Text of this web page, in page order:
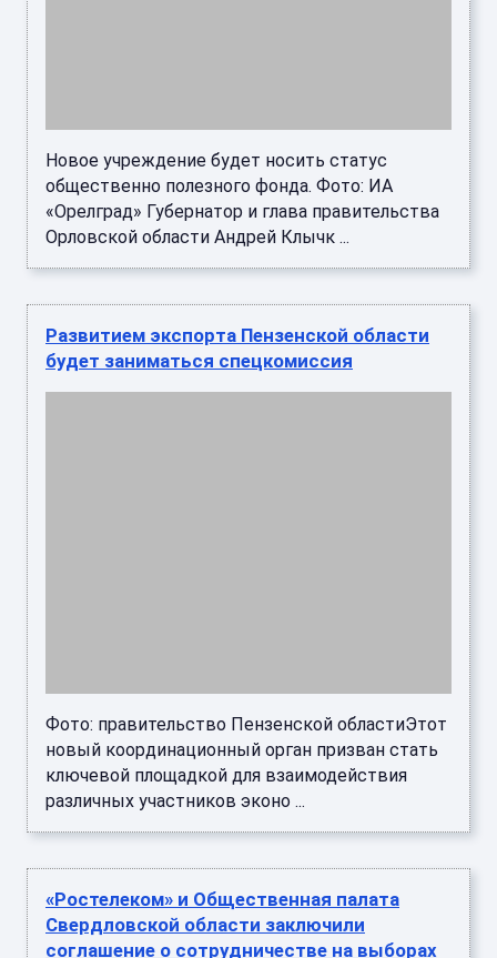
Новое учреждение будет носить статус
общественно полезного фонда. Фото: ИА
«Орелград» Губернатор и глава правительства
Орловской области Андрей Клычк ...
Развитием экспорта Пензенской области
будет заниматься спецкомиссия
Фото: правительство Пензенской областиЭтот
новый координационный орган призван стать
ключевой площадкой для взаимодействия
различных участников эконо ...
«Ростелеком» и Общественная палата
Свердловской области заключили
соглашение о сотрудничестве на выборах